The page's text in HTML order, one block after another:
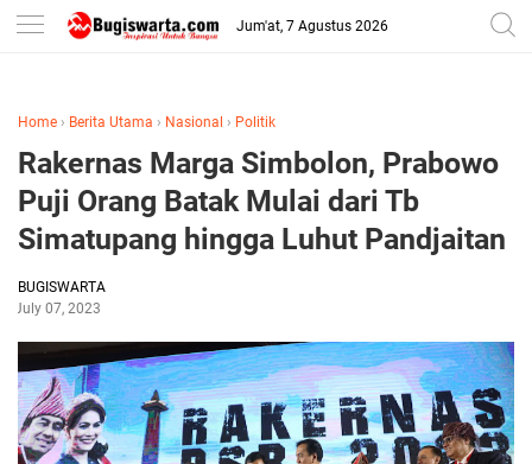
-->
Jum'at, 7 Agustus 2026
Home › Berita Utama › Nasional › Politik
Rakernas Marga Simbolon, Prabowo
Puji Orang Batak Mulai dari Tb
Simatupang hingga Luhut Pandjaitan
BUGISWARTA
July 07, 2023